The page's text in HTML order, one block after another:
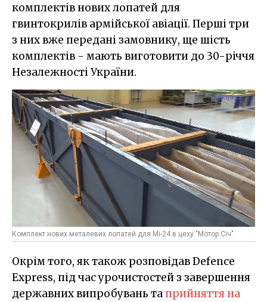
комплектів нових лопатей для
гвинтокрилів армійської авіації. Перші три
з них вже передані замовнику, ще шість
комплектів - мають виготовити до 30-річчя
Незалежності України.
Комплект нових металевих лопатей для Мі-24 в цеху "Мотор Січ"
Окрім того, як також розповідав Defence
Express, під час урочистостей з завершення
державних випробувань таприйняття на